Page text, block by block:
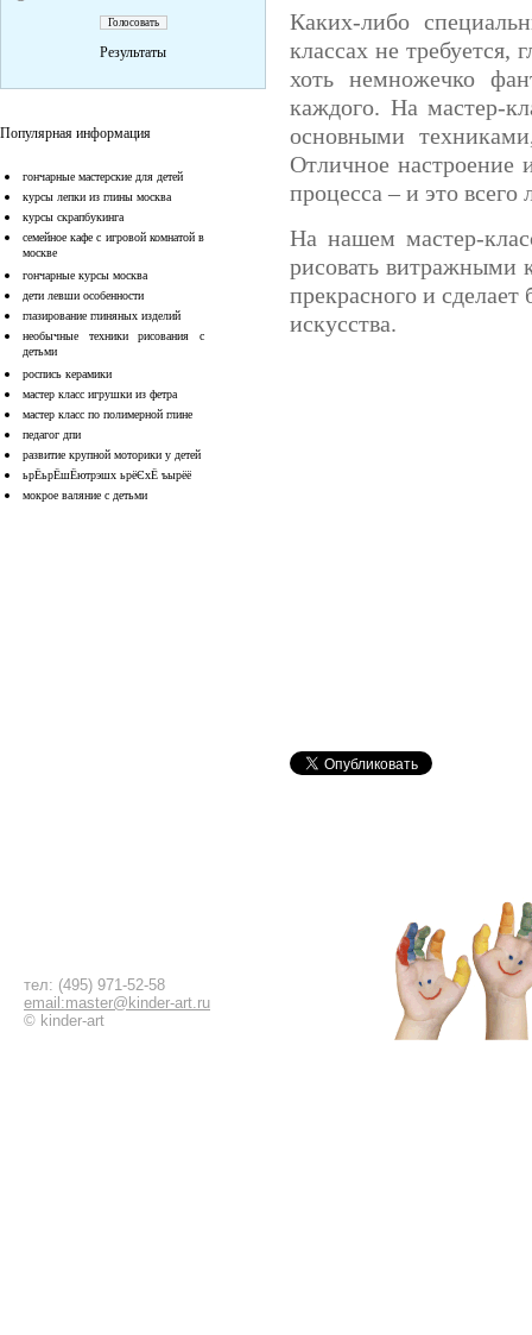
Результаты
Популярная информация
гончарные мастерские для детей
курсы лепки из глины москва
курсы скрапбукинга
семейное кафе с игровой комнатой в
москве
гончарные курсы москва
дети левши особенности
глазирование глиняных изделий
необычные техники рисования с
детьми
роспись керамики
мастер класс игрушки из фетра
мастер класс по полимерной глине
педагог дпи
развитие крупной моторики у детей
ьрЁьрЁшЁютрэшх ьрёЄхЁ ъырёё
мокрое валяние с детьми
Каких-либо
классах не требуется,
хоть немножечко
каждого. На мастер-
основными
Отличное настроение
процесса – и это
На нашем мастер-
рисовать витражными
прекрасного и
искусства.
тел: (495) 971-52-58
email:master@kinder-art.ru
© kinder-art